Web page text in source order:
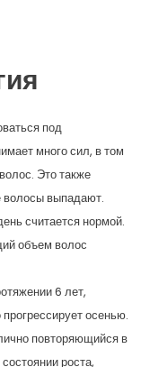
под
много сил, в том
Это также
волосы выпадают.
считается нормой.
объем волос
6 лет,
осенью.
повторяющийся в
роста,